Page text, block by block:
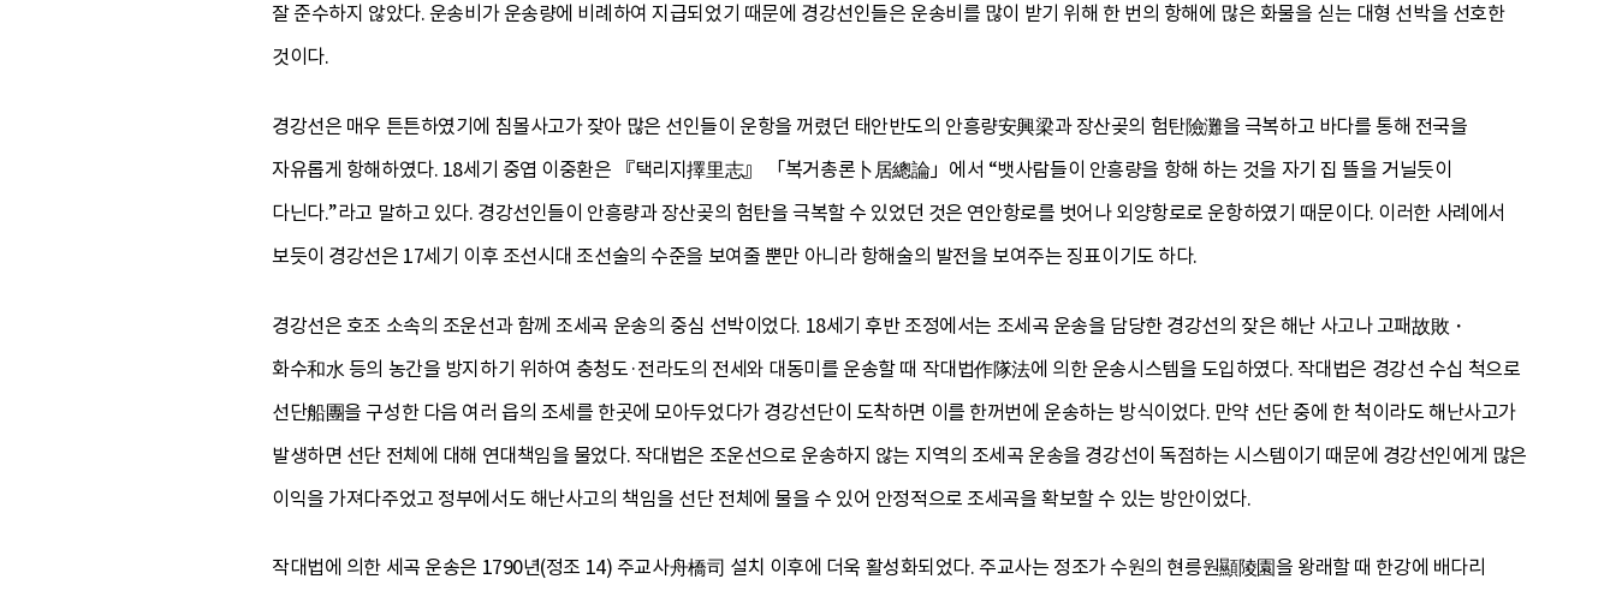
잘 준수하지 않았다. 운송비가 운송량에 비례하여 지급되었기 때문에 경강선인들은 운송비를 많이 받기 위해 한 번의 항해에 많은 화물을 싣는 대형 선박을 선호한
것이다.
경강선은 매우 튼튼하였기에 침몰사고가 잦아 많은 선인들이 운항을 꺼렸던 태안반도의 안흥량安興梁과 장산곶의 험탄險灘을 극복하고 바다를 통해 전국을
자유롭게 항해하였다. 18세기 중엽 이중환은 『택리지擇里志』 「복거총론卜居總論」에서 “뱃사람들이 안흥량을 항해 하는 것을 자기 집 뜰을 거닐듯이
다닌다.”라고 말하고 있다. 경강선인들이 안흥량과 장산곶의 험탄을 극복할 수 있었던 것은 연안항로를 벗어나 외양항로로 운항하였기 때문이다. 이러한 사례에서
보듯이 경강선은 17세기 이후 조선시대 조선술의 수준을 보여줄 뿐만 아니라 항해술의 발전을 보여주는 징표이기도 하다.
경강선은 호조 소속의 조운선과 함께 조세곡 운송의 중심 선박이었다. 18세기 후반 조정에서는 조세곡 운송을 담당한 경강선의 잦은 해난 사고나 고패故敗・
화수和水 등의 농간을 방지하기 위하여 충청도·전라도의 전세와 대동미를 운송할 때 작대법作隊法에 의한 운송시스템을 도입하였다. 작대법은 경강선 수십 척으로
선단船團을 구성한 다음 여러 읍의 조세를 한곳에 모아두었다가 경강선단이 도착하면 이를 한꺼번에 운송하는 방식이었다. 만약 선단 중에 한 척이라도 해난사고가
발생하면 선단 전체에 대해 연대책임을 물었다. 작대법은 조운선으로 운송하지 않는 지역의 조세곡 운송을 경강선이 독점하는 시스템이기 때문에 경강선인에게 많은
이익을 가져다주었고 정부에서도 해난사고의 책임을 선단 전체에 물을 수 있어 안정적으로 조세곡을 확보할 수 있는 방안이었다.
작대법에 의한 세곡 운송은 1790년(정조 14) 주교사舟橋司 설치 이후에 더욱 활성화되었다. 주교사는 정조가 수원의 현릉원顯陵園을 왕래할 때 한강에 배다리